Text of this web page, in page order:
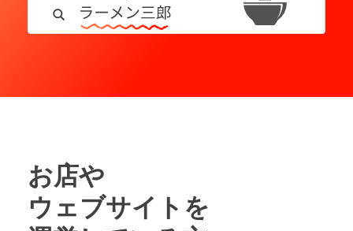
お店や
ウェブサイトを